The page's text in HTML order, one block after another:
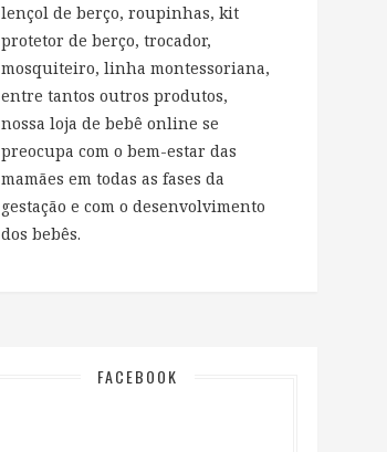
lençol de berço, roupinhas, kit
protetor de berço, trocador,
mosquiteiro, linha montessoriana,
entre tantos outros produtos,
nossa loja de bebê online se
preocupa com o bem-estar das
mamães em todas as fases da
gestação e com o desenvolvimento
dos bebês.
FACEBOOK